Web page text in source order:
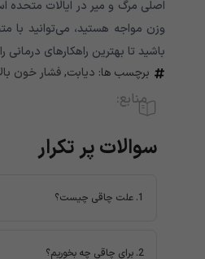
اصلی مرگ و میر در ایالات متحده
وزن مواجه هستید، می‌توانید با
باشید تا بهترین راهکارهای درمانی
برچسب ها: دیابت,فشار خون
منابع:
سوالات پر تکرار
1. علت چاقی چیست؟
جنسیت، سن و بارداری از جمله
2. برای چاقی چه بخوریم؟